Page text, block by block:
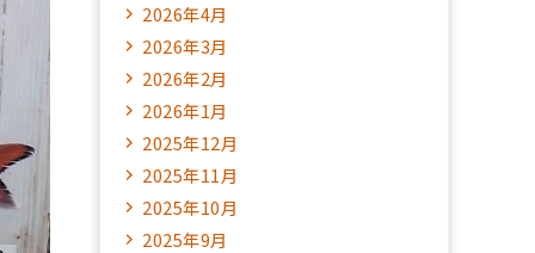
2026年4月
2026年3月
2026年2月
2026年1月
2025年12月
2025年11月
2025年10月
2025年9月